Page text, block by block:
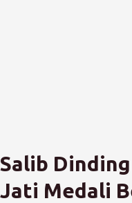
Salib
Jati Medali